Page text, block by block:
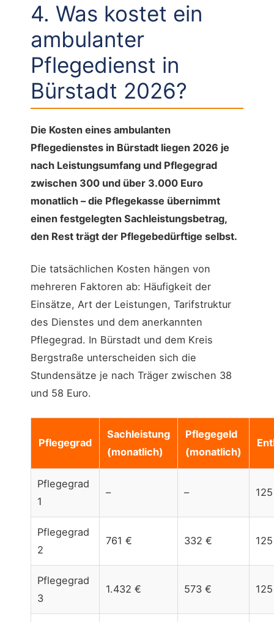
4. Was kostet ein
ambulanter
Pflegedienst in
Bürstadt 2026?
Die Kosten eines ambulanten
Pflegedienstes in Bürstadt liegen 2026 je
nach Leistungsumfang und Pflegegrad
zwischen 300 und über 3.000 Euro
monatlich – die Pflegekasse übernimmt
einen festgelegten Sachleistungsbetrag,
den Rest trägt der Pflegebedürftige selbst.
Die tatsächlichen Kosten hängen von
mehreren Faktoren ab: Häufigkeit der
Einsätze, Art der Leistungen, Tarifstruktur
des Dienstes und dem anerkannten
Pflegegrad. In Bürstadt und dem Kreis
Bergstraße unterscheiden sich die
Stundensätze je nach Träger zwischen 38
und 58 Euro.
Pflegegrad
Sachleistung
(monatlich)
Pflegegeld
(monatlich)
Pflegegrad
1
– –
Pflegegrad
2
761 € 332 €
Pflegegrad
3
1.432 € 573 €